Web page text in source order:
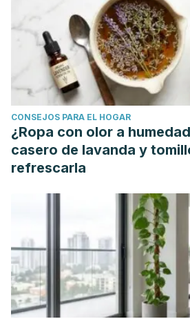
frecuencia de caries dental. Acta
29(1), 21-24.
Leyva Bahena, S., Badillo Alvíter,
Campos Hernández, E. (2016).
de cuatro enjuagues bucales.
Alemán, L. F. J., Guerrero, J. C. H.,
Salgado, A. L. (2011).
efectividad y sustentabilidad de
comerciales ante la halitosis.
Bascones, A., & Morante, S.
Revisión de la literatura y
periodoncia e implantología oral
Pacheco, A. E. F., Cabrera, S. D. G.,
(2019). ANTISÉPTICOS ORALES:
TRICLOSÁN.Salud & Vida
Feldmuth Gonzales, H. J. (2021).
CONSEJOS PARA EL HOGAR
¿Ropa con olor a
casero de lavanda y
refrescarla